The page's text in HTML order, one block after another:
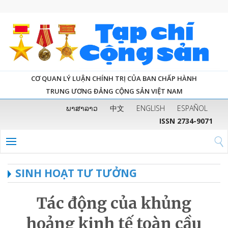
CƠ QUAN LÝ LUẬN CHÍNH TRỊ CỦA BAN CHẤP HÀNH
TRUNG ƯƠNG ĐẢNG CỘNG SẢN VIỆT NAM
ພາສາລາວ 中文 ENGLISH
ESPAÑOL
ISSN 2734-9071
SINH HOẠT TƯ TƯỞNG
Tác động của khủng
hoảng kinh tế toàn cầu